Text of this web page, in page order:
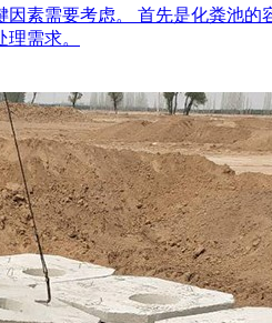
素需要考虑。 首先是化粪池
需求。